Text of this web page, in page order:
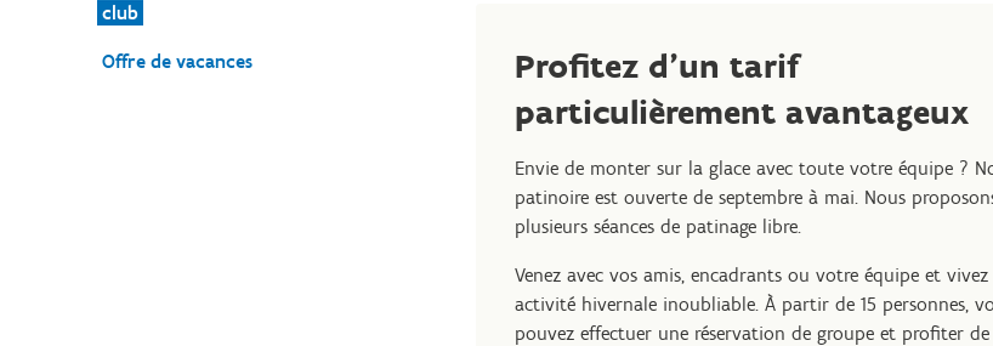
club
Offre de vacances
Profitez d’un tarif
particulièrement avantageux
Envie de monter sur la glace avec toute votre équipe ?
patinoire est ouverte de septembre à mai. Nous
plusieurs séances de patinage libre.
Venez avec vos amis, encadrants ou votre équipe et
activité hivernale inoubliable. À partir de 15 personnes,
pouvez effectuer une réservation de groupe et profiter